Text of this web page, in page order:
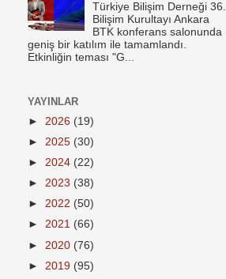
Türkiye Bilişim Derneği 36.
Bilişim Kurultayı Ankara
BTK konferans salonunda
geniş bir katılım ile tamamlandı.
Etkinliğin teması "G...
YAYINLAR
► 2026 (19)
► 2025 (30)
► 2024 (22)
► 2023 (38)
► 2022 (50)
► 2021 (66)
► 2020 (76)
► 2019 (95)